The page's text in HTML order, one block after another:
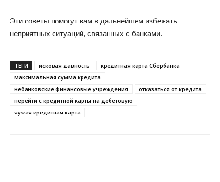
Эти советы помогут вам в дальнейшем избежать
неприятных ситуаций, связанных с банками.
ТЕГИ исковая давность
кредитная карта Сбербанка
максимальная сумма кредита
небанковские финансовые учреждения
отказаться от кредита
перейти с кредитной карты на дебетовую
чужая кредитная карта